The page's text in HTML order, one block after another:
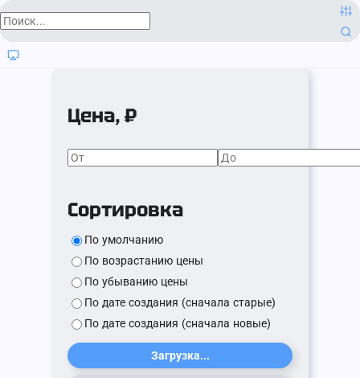
Цена, ₽
Сортировка
По умолчанию
По возрастанию цены
По убыванию цены
По дате создания (сначала старые)
По дате создания (сначала новые)
Загрузка...